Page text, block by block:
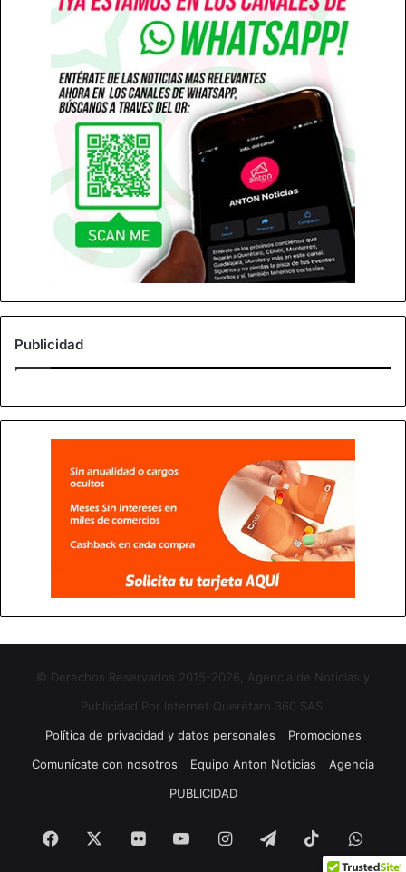
Publicidad
© Derechos Reservados 2015-2026, Agencia de Noticias y
Publicidad Por Internet Querétaro 360 SAS.
Política de privacidad y datos personales
Promociones
Comunícate con nosotros
Equipo Anton Noticias
Agencia
PUBLICIDAD
Facebook Flickr YouTubeInstagramTelegramTikTok